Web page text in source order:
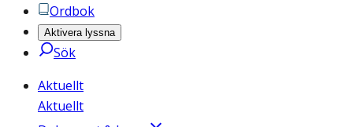
Ordbok
Aktivera lyssna
Sök
Aktuellt
Aktuellt